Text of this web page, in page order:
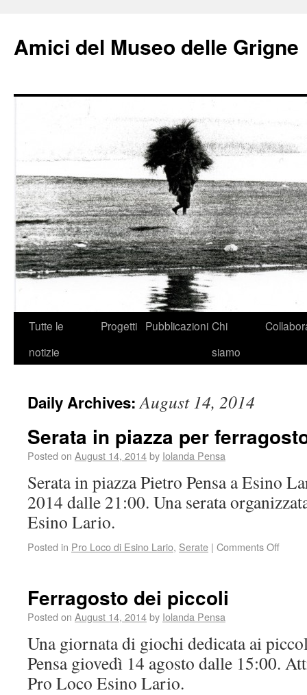
Amici del Museo delle Grigne
Tutte le
notizie
Progetti Pubblicazioni Chi
siamo
Daily Archives:August 14, 2014
Serata in piazza per
Posted on August 14, 2014by Iolanda Pensa
Serata in piazza Pietro Pensa a Esino
2014 dalle 21:00. Una serata
Esino Lario.
Posted in Pro Loco di Esino Lario, Serate | Comments Off
Ferragosto dei piccoli
Posted on August 14, 2014by Iolanda Pensa
Una giornata di giochi dedicata ai
Pensa giovedì 14 agosto dalle 15:00.
Pro Loco Esino Lario.